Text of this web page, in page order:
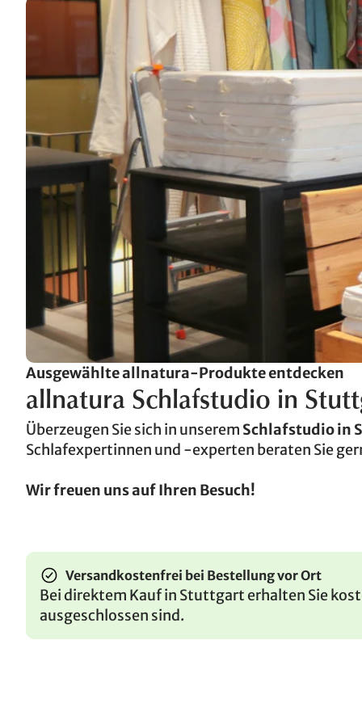
Ausgewählte allnatura-Produkte entdecken
allnatura Schlafstudio in
Überzeugen Sie sich in unserem Schlafstudio in
Schlafexpertinnen und -experten beraten Sie
Wir freuen uns auf Ihren Besuch!
Versandkostenfrei bei Bestellung vor Ort
Bei direktem Kauf in Stuttgart erhalten Sie
ausgeschlossen sind.